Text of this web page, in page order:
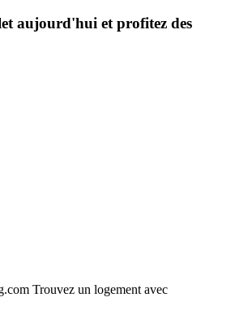
aujourd'hui et profitez des
Trouvez un logement avec